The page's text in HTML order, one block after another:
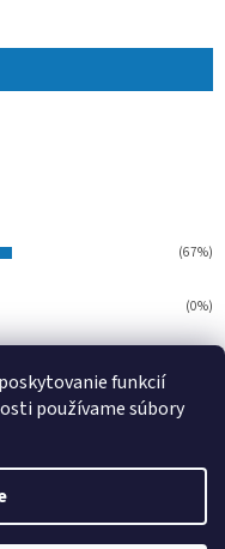
funkcií
používame súbory
(67%)
(0%)